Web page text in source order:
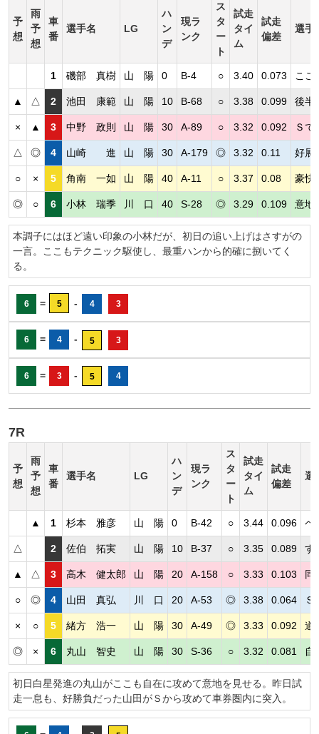
予
想
雨
予
想
車
番
選手名 LG
ハ
ン
デ
現ラ
ンク
ス
タ
ー
ト
試走
タイ
ム
試走
偏差
選手
1 磯部 真樹 山 陽 0 B-4 ○ 3.40 0.073 ここ
▲ △ 2 池田 康範 山 陽 10 B-68 ○ 3.38 0.099 後半
× ▲ 3 中野 政則 山 陽 30 A-89 ○ 3.32 0.092 Ｓで
△ ◎ 4 山崎 進 山 陽 30 A-179 ◎ 3.32 0.11 好展
○ × 5 角南 一如 山 陽 40 A-11 ○ 3.37 0.08 豪快
◎ ○ 6 小林 瑞季 川 口 40 S-28 ◎ 3.29 0.109 意地
本調子にはほど遠い印象の小林だが、初日の追い上げはさすがの
一言。ここもテクニック駆使し、最重ハンから的確に捌いてく
る。
6 = 5 - 4 3
6 = 4 - 5 3
6 = 3 - 5 4
7R
予
想
雨
予
想
車
番
選手名 LG
ハ
ン
デ
現ラ
ンク
ス
タ
ー
ト
試走
タイ
ム
試走
偏差
選
▲ 1 杉本 雅彦 山 陽 0 B-42 ○ 3.44 0.096 ペ
△ 2 佐伯 拓実 山 陽 10 B-37 ○ 3.35 0.089 す
▲ △ 3 高木 健太郎 山 陽 20 A-158 ○ 3.33 0.103 同
○ ◎ 4 山田 真弘 川 口 20 A-53 ◎ 3.38 0.064 Ｓ
× ○ 5 緒方 浩一 山 陽 30 A-49 ◎ 3.33 0.092 道
◎ × 6 丸山 智史 山 陽 30 S-36 ○ 3.32 0.081 自
初日白星発進の丸山がここも自在に攻めて意地を見せる。昨日試
走一息も、好勝負だった山田がＳから攻めて車券圏内に突入。